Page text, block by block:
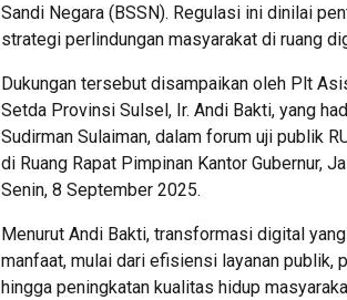
Sandi Negara (BSSN). Regulasi ini dinilai
strategi perlindungan masyarakat di ruang
Dukungan tersebut disampaikan oleh Plt
Setda Provinsi Sulsel, Ir. Andi Bakti, yang
Sudirman Sulaiman, dalam forum uji publik
di Ruang Rapat Pimpinan Kantor Gubernur,
Senin, 8 September 2025.
Menurut Andi Bakti, transformasi digital
manfaat, mulai dari efisiensi layanan publik,
hingga peningkatan kualitas hidup